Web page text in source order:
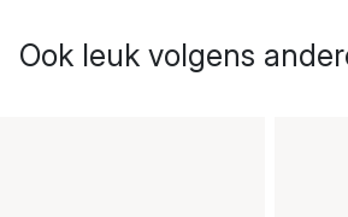
Ook leuk volgens